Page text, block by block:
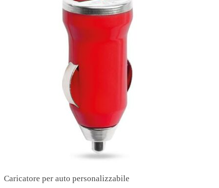
Caricatore per auto personalizzabile